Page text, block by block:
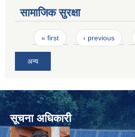
सामाजिक सुरक्षा
Pages
« first ‹ previous
अन्य
सूचना अधिकारी